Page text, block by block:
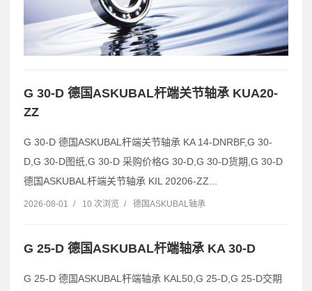
G 30-D 德国ASKUBAL杆端关节轴承 KUA20-
ZZ
G 30-D 德国ASKUBAL杆端关节轴承 KA 14-DNRBF,G 30-
D,G 30-D图纸,G 30-D 采购价格G 30-D,G 30-D货期,G 30-D
德国ASKUBAL杆端关节轴承 KIL 20206-ZZ...
2026-08-01 / 10 次浏览 / 德国ASKUBAL轴承
G 25-D 德国ASKUBAL杆端轴承 KA 30-D
G 25-D 德国ASKUBAL杆端轴承 KAL50,G 25-D,G 25-D交期